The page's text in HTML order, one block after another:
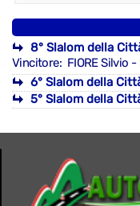
8° Slalom della
Vincitore: FIORE Silvio -
6° Slalom della
5° Slalom della